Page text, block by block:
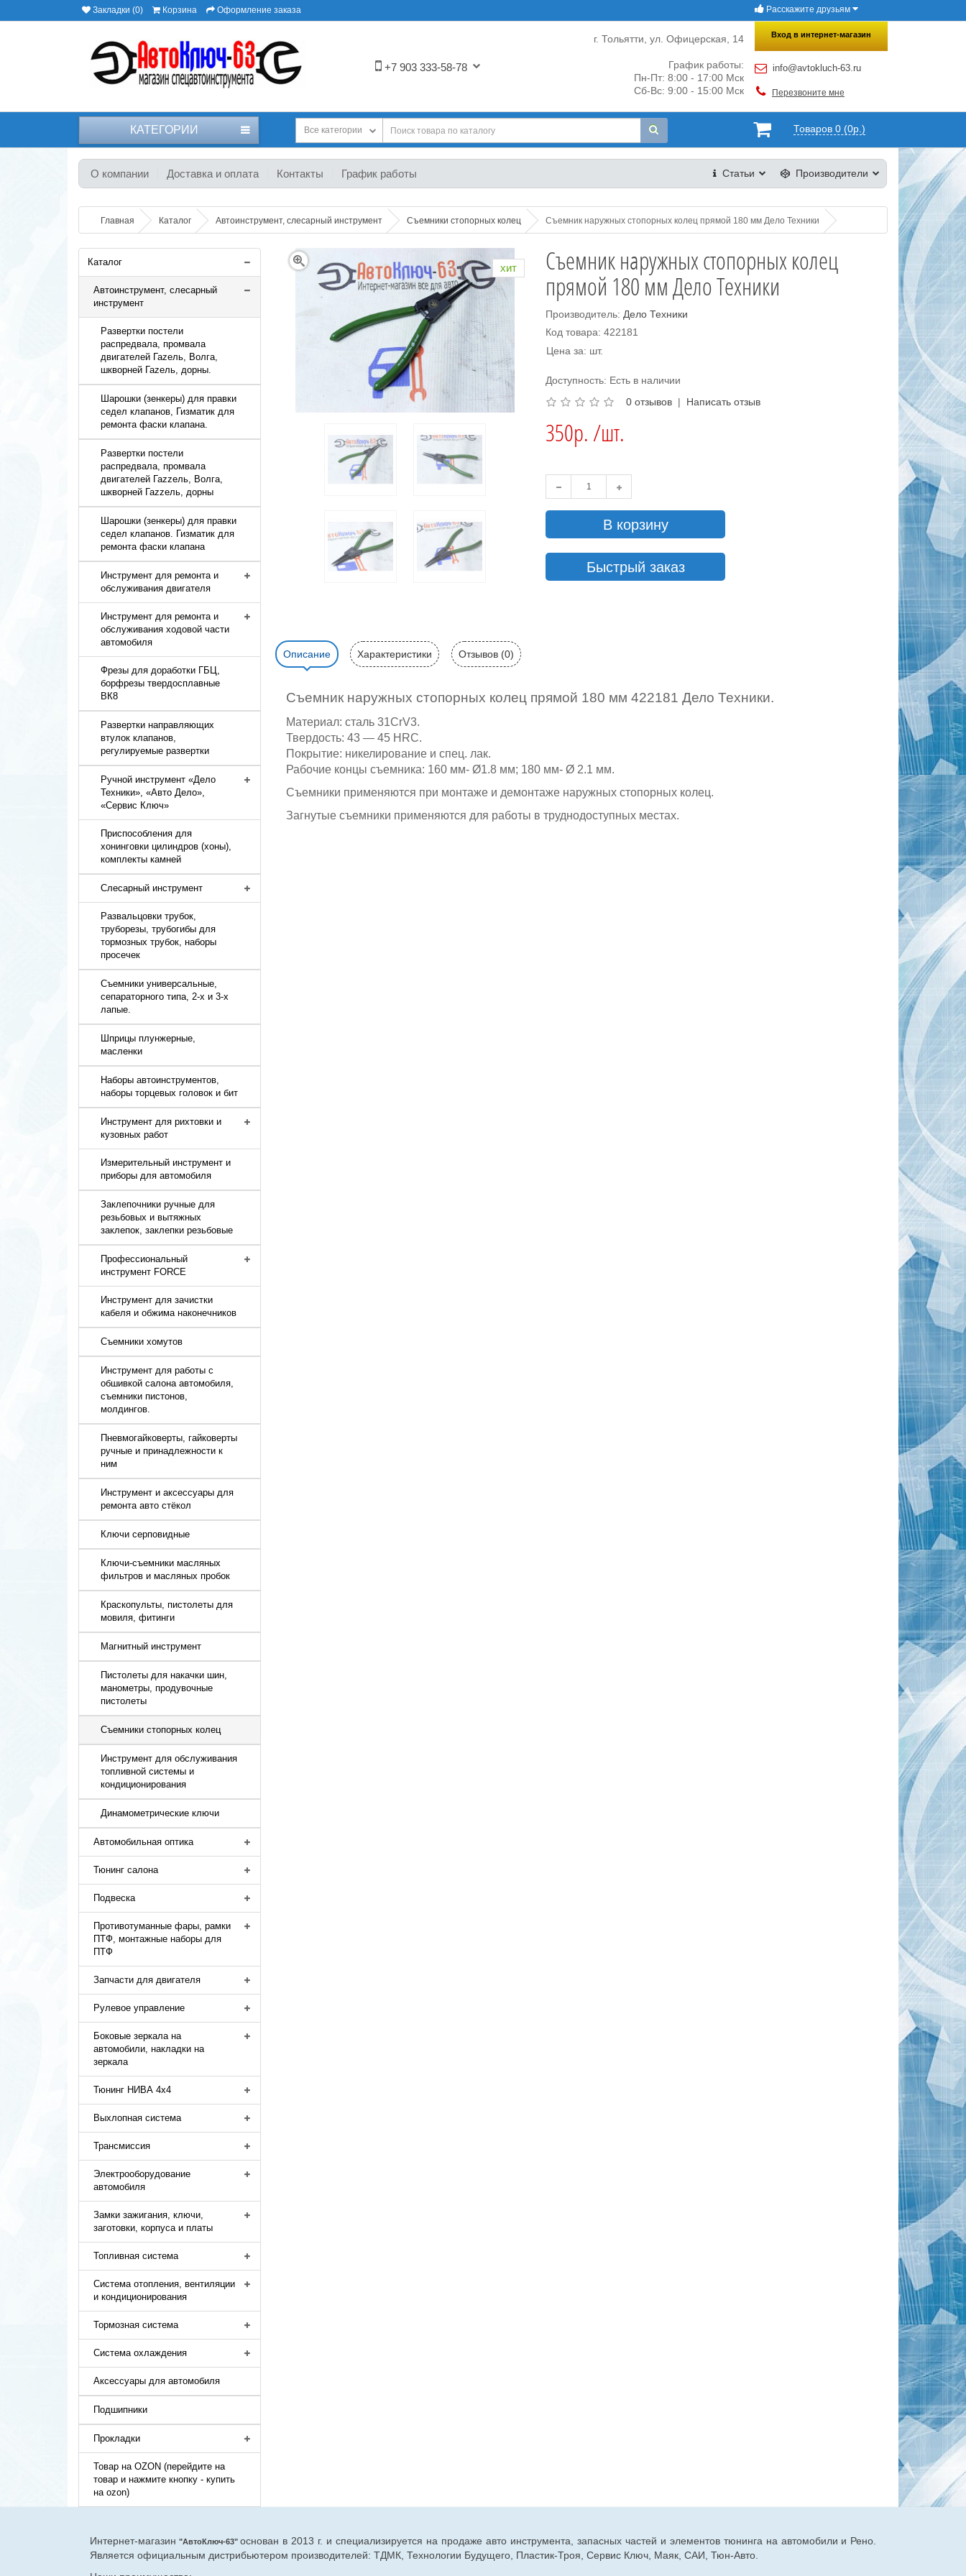
×
Закладки (0) Корзина Оформление заказа Расскажите друзьям
+7 903 333-58-78
Вход в интернет-магазин
info@avtokluch-63.ru
Перезвоните мне
г. Тольятти, ул. Офицерская, 14
График работы:
Пн-Пт: 8:00 - 17:00 Мск
Сб-Вс: 9:00 - 15:00 Мск
КАТЕГОРИИ Товаров 0 (0р.)
Все категории
О компании Доставка и оплата Контакты График работы Производители
Статьи
Главная Каталог Автоинструмент, слесарный инструмент Съемники стопорных колец Съемник наружных стопорных колец прямой 180 мм Дело Техники
Каталог
Автоинструмент, слесарный
инструмент
Развертки постели
распредвала, промвала
двигателей Гаzель, Волга,
шкворней Гаzель, дорны.
Шарошки (зенкеры) для правки
седел клапанов, Гизматик для
ремонта фаски клапана.
Развертки постели
распредвала, промвала
двигателей Гаzzель, Волга,
шкворней Гаzzель, дорны
Шарошки (зенкеры) для правки
седел клапанов. Гизматик для
ремонта фаски клапана
Инструмент для ремонта и
обслуживания двигателя
Инструмент для ремонта и
обслуживания ходовой части
автомобиля
Фрезы для доработки ГБЦ,
борфрезы твердосплавные
ВК8
Развертки направляющих
втулок клапанов,
регулируемые развертки
Ручной инструмент «Дело
Техники», «Авто Дело»,
«Сервис Ключ»
Приспособления для
хонинговки цилиндров (хоны),
комплекты камней
Слесарный инструмент
Развальцовки трубок,
труборезы, трубогибы для
тормозных трубок, наборы
просечек
Съемники универсальные,
сепараторного типа, 2-х и 3-х
лапые.
Шприцы плунжерные,
масленки
Наборы автоинструментов,
наборы торцевых головок и бит
Инструмент для рихтовки и
кузовных работ
Измерительный инструмент и
приборы для автомобиля
Заклепочники ручные для
резьбовых и вытяжных
заклепок, заклепки резьбовые
Профессиональный
инструмент FORCE
Инструмент для зачистки
кабеля и обжима наконечников
Съемники хомутов
Инструмент для работы с
обшивкой салона автомобиля,
съемники пистонов,
молдингов.
Пневмогайковерты, гайковерты
ручные и принадлежности к
ним
Инструмент и аксессуары для
ремонта авто стёкол
Ключи серповидные
Ключи-съемники масляных
фильтров и масляных пробок
Краскопульты, пистолеты для
мовиля, фитинги
Магнитный инструмент
Пистолеты для накачки шин,
манометры, продувочные
пистолеты
Съемники стопорных колец
Инструмент для обслуживания
топливной системы и
кондиционирования
Динамометрические ключи
Автомобильная оптика
Тюнинг салона
Подвеска
Противотуманные фары, рамки
ПТФ, монтажные наборы для
ПТФ
Запчасти для двигателя
Рулевое управление
Боковые зеркала на
автомобили, накладки на
зеркала
Тюнинг НИВА 4х4
Выхлопная система
Трансмиссия
Электрооборудование
автомобиля
Замки зажигания, ключи,
заготовки, корпуса и платы
Топливная система
Система отопления, вентиляции
и кондиционирования
Тормозная система
Система охлаждения
Аксессуары для автомобиля
Подшипники
Прокладки
Товар на OZON (перейдите на
товар и нажмите кнопку - купить
на ozon)
хит
Съемник наружных стопорных колец
прямой 180 мм Дело Техники
Производитель: Дело Техники
Код товара: 422181
Цена за: шт.
Доступность: Есть в наличии
0 отзывов | Написать отзыв
350р. /шт.
В корзину
Быстрый заказ
Описание Характеристики Отзывов (0)
Съемник наружных стопорных колец прямой 180 мм 422181 Дело Техники.
Материал: сталь 31CrV3.
Твердость: 43 ― 45 HRC.
Покрытие: никелирование и спец. лак.
Рабочие концы съемника: 160 мм- Ø1.8 мм; 180 мм- Ø 2.1 мм.
Съемники применяются при монтаже и демонтаже наружных стопорных колец.
Загнутые съемники применяются для работы в труднодоступных местах.
Интернет-магазин "АвтоКлюч-63"основан в 2013 г. и специализируется на продаже авто инструмента, запасных частей и элементов тюнинга на автомобили и Рено.
Является официальным дистрибьютером производителей: ТДМК, Технологии Будущего, Пластик-Троя, Сервис Ключ, Маяк, САИ, Тюн-Авто.